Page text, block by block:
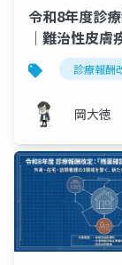
令和8年度診
｜難治性皮膚
問看護が週4
大
診療報酬
岡大徳